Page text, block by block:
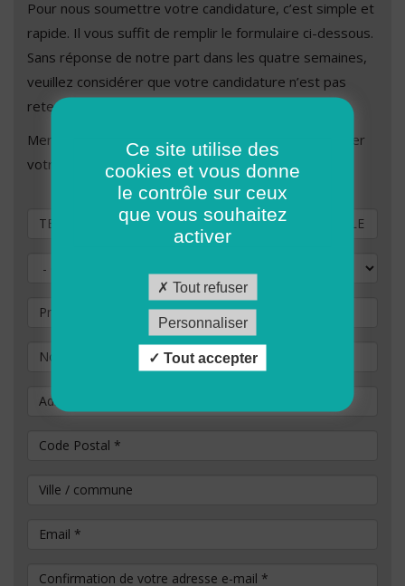
Pour nous soumettre votre candidature, c’est simple et
rapide. Il vous suffit de remplir le formulaire ci-dessous.
Sans réponse de notre part dans les quatre semaines,
veuillez considérer que votre candidature n’est pas
retenue.
Merci de remplir les champs ci-dessous afin de valider
votre demande de candidature.
Vous souhaitez postuler au poste de
Prénom
Nom
Adresse
Code Postal *
Ville / commune
Email*
Confirmation de votre adresse e-mail
Ce site utilise des
cookies et vous donne
le contrôle sur ceux
que vous souhaitez
activer
Tout refuser
Personnaliser
Tout accepter